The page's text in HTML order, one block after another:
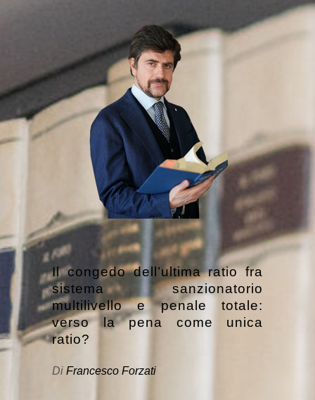
Il congedo dell’ultima ratio fra
sistema sanzionatorio
multilivello e penale totale:
verso la pena come unica
ratio?
Di Francesco Forzati